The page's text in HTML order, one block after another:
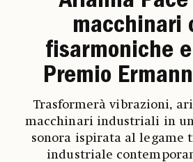
macchinari
fisarmoniche
Premio
Trasformerà vibrazioni,
macchinari industriali in
sonora ispirata al legame
industriale